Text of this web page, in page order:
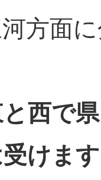
方面
西で
けま